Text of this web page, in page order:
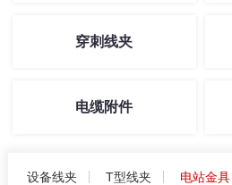
穿刺线夹
电缆附件
设备线夹 T型线夹 电站金具